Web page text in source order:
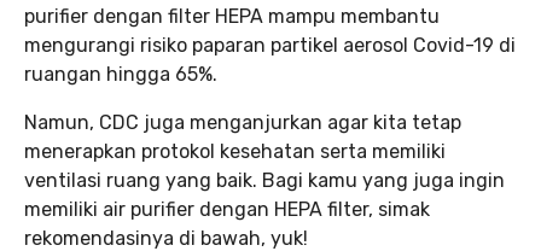
purifier dengan filter HEPA mampu membantu
mengurangi risiko paparan partikel aerosol Covid-19 di
ruangan hingga 65%.
Namun, CDC juga menganjurkan agar kita tetap
menerapkan protokol kesehatan serta memiliki
ventilasi ruang yang baik. Bagi kamu yang juga ingin
memiliki air purifier dengan HEPA filter, simak
rekomendasinya di bawah, yuk!